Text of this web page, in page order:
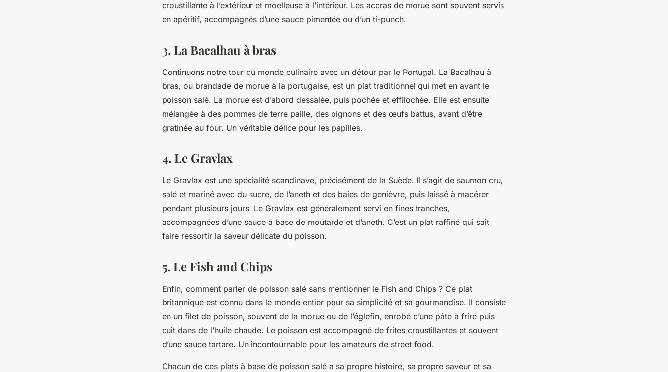
croustillante à l’extérieur et moelleuse à l’intérieur. Les accras de morue sont souvent servis
en apéritif, accompagnés d’une sauce pimentée ou d’un ti-punch.
3. La Bacalhau à bras
Continuons notre tour du monde culinaire avec un détour par le Portugal. La Bacalhau à
bras, ou brandade de morue à la portugaise, est un plat traditionnel qui met en avant le
poisson salé. La morue est d’abord dessalée, puis pochée et effilochée. Elle est ensuite
mélangée à des pommes de terre paille, des oignons et des œufs battus, avant d’être
gratinée au four. Un véritable délice pour les papilles.
4. Le Gravlax
Le Gravlax est une spécialité scandinave, précisément de la Suède. Il s’agit de saumon cru,
salé et mariné avec du sucre, de l’aneth et des baies de genièvre, puis laissé à macérer
pendant plusieurs jours. Le Gravlax est généralement servi en fines tranches,
accompagnées d’une sauce à base de moutarde et d’aneth. C’est un plat raffiné qui sait
faire ressortir la saveur délicate du poisson.
5. Le Fish and Chips
Enfin, comment parler de poisson salé sans mentionner le Fish and Chips ? Ce plat
britannique est connu dans le monde entier pour sa simplicité et sa gourmandise. Il consiste
en un filet de poisson, souvent de la morue ou de l’églefin, enrobé d’une pâte à frire puis
cuit dans de l’huile chaude. Le poisson est accompagné de frites croustillantes et souvent
d’une sauce tartare. Un incontournable pour les amateurs de street food.
Chacun de ces plats à base de poisson salé a sa propre histoire, sa propre saveur et sa